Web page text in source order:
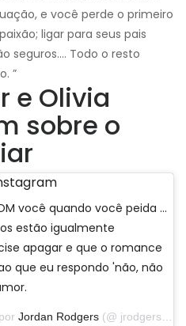
e você perde o primeiro
ligar para seus pais
seguros…. Todo o resto
”
e Olivia
sobre o
você quando você peida ...
estão igualmente
apagar e que o romance
que eu respondo 'não, não
Jordan Rodgers (@ jrodgers11) em 25 de novembro de 2019 às 17:52 PST